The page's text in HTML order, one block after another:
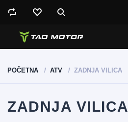
POČETNA ATV ZADNJA VILICA
ZADNJA VILICA